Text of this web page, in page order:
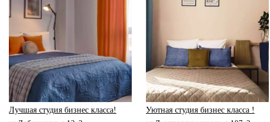
Лучшая студия бизнес класса!
Уютная студия бизнес класса !